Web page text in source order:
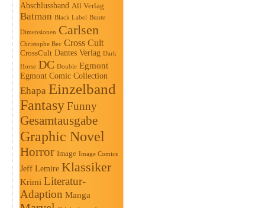
Abschlussband All Verlag
Batman Black Label Bunte
Dimensionen Carlsen
Christophe Bec Cross Cult
CrossCult Dantes Verlag Dark
Horse DC Double Egmont
Egmont Comic Collection
Ehapa Einzelband
FantasyFunny
Gesamtausgabe
Graphic Novel
Horror Image Image Comics
Jeff Lemire Klassiker
Krimi Literatur-
Adaption Manga